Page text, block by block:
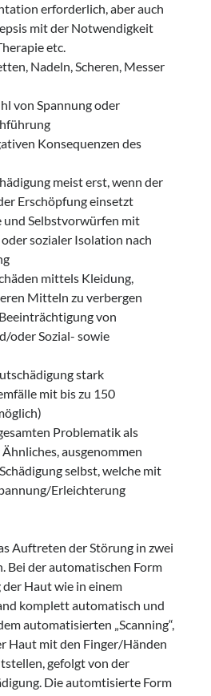
erforderlich, aber auch
mit der Notwendigkeit
etc.
Nadeln, Scheren, Messer
von Spannung oder
Konsequenzen des
meist erst, wenn der
Erschöpfung einsetzt
und Selbstvorwürfen mit
sozialer Isolation nach
mittels Kleidung,
Mitteln zu verbergen
von
oder Sozial- sowie
stark
mit bis zu 150
Problematik als
Ähnliches, ausgenommen
selbst, welche mit
Erleichterung
Auftreten der Störung in zwei
Bei der automatischen Form
Haut wie in einem
komplett automatisch und
automatisierten „Scanning“,
Haut mit den Finger/Händen
gefolgt von der
Die automtisierte Form